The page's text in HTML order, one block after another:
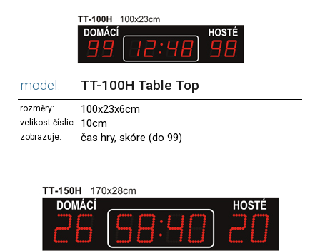
model: TT-100H Table Top
rozměry: 100x23x6cm
velikost číslic: 10cm
zobrazuje: čas hry, skóre (do 99)